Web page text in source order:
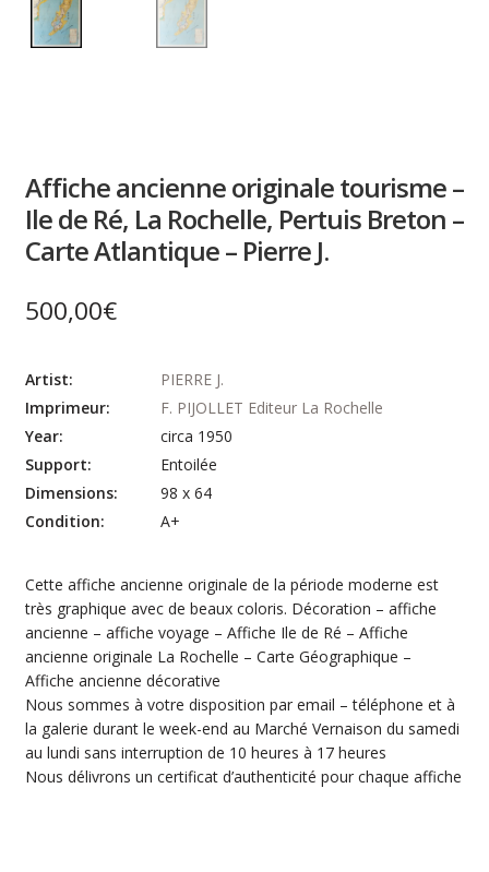
Affiche ancienne originale tourisme –
Ile de Ré, La Rochelle, Pertuis Breton –
Carte Atlantique – Pierre J.
500,00€
Artist:
PIERRE J.
Imprimeur:
F. PIJOLLET Editeur La Rochelle
Year:
circa 1950
Support:
Entoilée
Dimensions:
98 x 64
Condition:
A+
Cette affiche ancienne originale de la période moderne est
très graphique avec de beaux coloris. Décoration – affiche
ancienne – affiche voyage – Affiche Ile de Ré – Affiche
ancienne originale La Rochelle – Carte Géographique –
Affiche ancienne décorative
Nous sommes à votre disposition par email – téléphone et à
la galerie durant le week-end au Marché Vernaison du samedi
au lundi sans interruption de 10 heures à 17 heures
Nous délivrons un certificat d’authenticité pour chaque affiche